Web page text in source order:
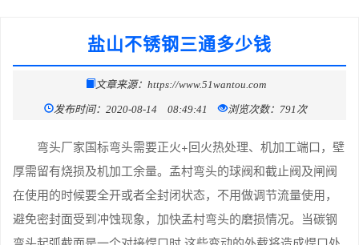
盐山不锈钢三通多少钱
文章来源：https://www.51wantou.com
发布时间：2020-08-14 08:49:41 浏览次数：791次
弯头厂家国标弯头需要正火+回火热处理、机加工端口，壁
厚需留有烧损及机加工余量。孟村弯头的球阀和截止阀及闸阀
在使用的时候要全开或者全封闭状态，不用做调节流量使用，
避免密封面受到冲蚀现象，加快孟村弯头的磨损情况。当碳钢